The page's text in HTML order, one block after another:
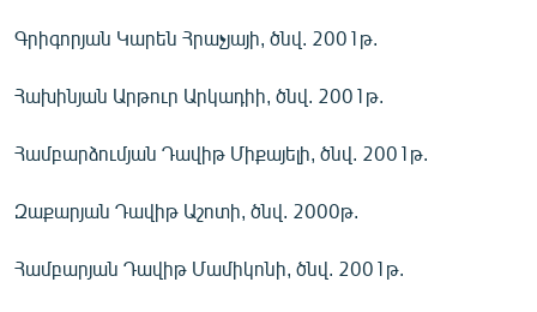
Գրիգորյան Կարեն Հրաչյայի, ծնվ. 2001թ.
Հախինյան Արթուր Արկադիի, ծնվ. 2001թ.
Համբարձումյան Դավիթ Միքայելի, ծնվ. 2001թ.
Զաքարյան Դավիթ Աշոտի, ծնվ. 2000թ.
Համբարյան Դավիթ Մամիկոնի, ծնվ. 2001թ.